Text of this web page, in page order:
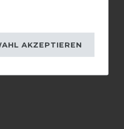
AKZEPTIEREN